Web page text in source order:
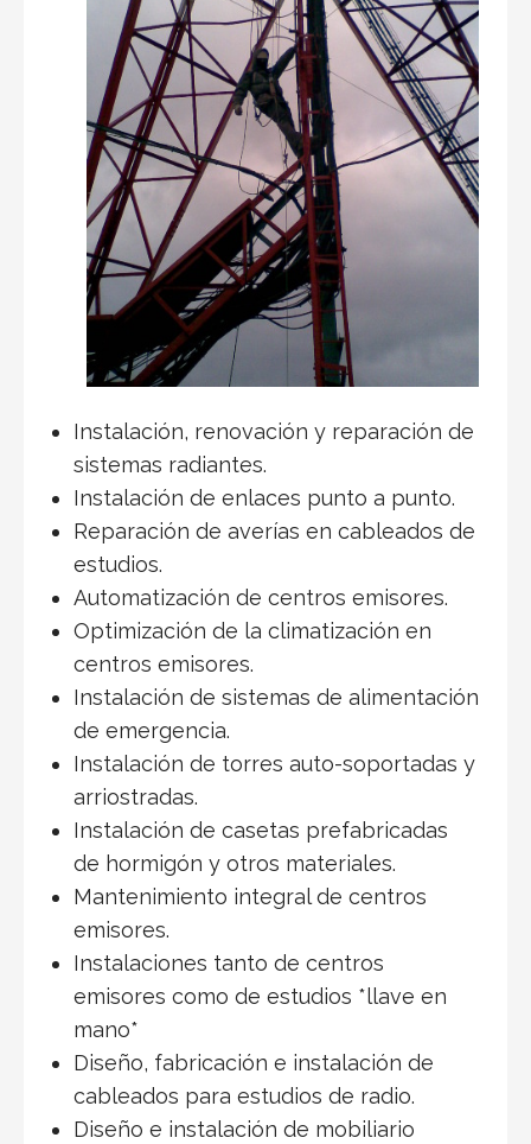
Instalación, renovación y reparación de
sistemas radiantes.
Instalación de enlaces punto a punto.
Reparación de averías en cableados de
estudios.
Automatización de centros emisores.
Optimización de la climatización en
centros emisores.
Instalación de sistemas de alimentación
de emergencia.
Instalación de torres auto-soportadas y
arriostradas.
Instalación de casetas prefabricadas
de hormigón y otros materiales.
Mantenimiento integral de centros
emisores.
Instalaciones tanto de centros
emisores como de estudios *llave en
mano*
Diseño, fabricación e instalación de
cableados para estudios de radio.
Diseño e instalación de mobiliario